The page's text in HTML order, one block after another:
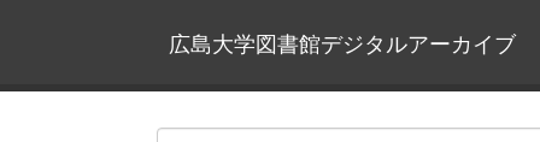
広島大学図書館デジタルアーカイブ